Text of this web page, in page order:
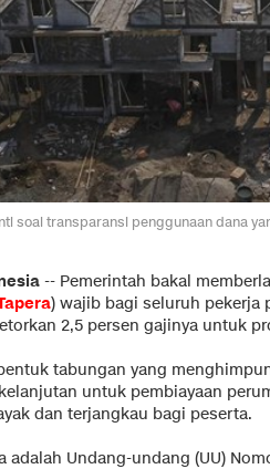
soal transparansi penggunaan dana
-- Pemerintah bakal
) wajib bagi seluruh pekerja
2,5 persen gajinya untuk
tabungan yang
untuk pembiayaan
dan terjangkau bagi peserta.
adalah Undang-undang (UU)